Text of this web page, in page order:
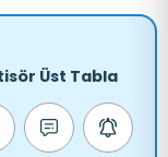
Üst Tabla